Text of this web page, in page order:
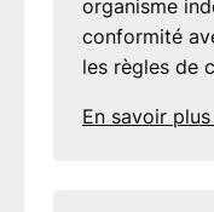
organisme
conformité
les règles de
En savoir plus